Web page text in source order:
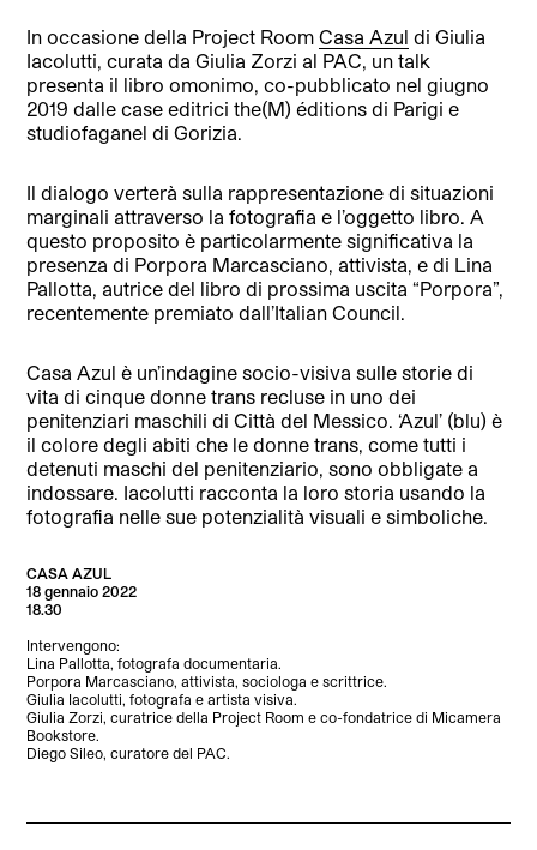
In occasione della Project RoomCasa Azul di Giulia
Iacolutti, curata da Giulia Zorzi al PAC, un talk
presenta il libro omonimo, co-pubblicato nel giugno
2019 dalle case editrici the(M) éditions di Parigi e
studiofaganel di Gorizia.
Il dialogo verterà sulla rappresentazione di situazioni
marginali attraverso la fotografia e l’oggetto libro. A
questo proposito è particolarmente significativa la
presenza di Porpora Marcasciano, attivista, e di Lina
Pallotta, autrice del libro di prossima uscita “Porpora”,
recentemente premiato dall’Italian Council.
Casa Azul è un’indagine socio-visiva sulle storie di
vita di cinque donne trans recluse in uno dei
penitenziari maschili di Città del Messico. ‘Azul’ (blu) è
il colore degli abiti che le donne trans, come tutti i
detenuti maschi del penitenziario, sono obbligate a
indossare. Iacolutti racconta la loro storia usando la
fotografia nelle sue potenzialità visuali e simboliche.
CASA AZUL
18 gennaio 2022
18.30
Intervengono:
Lina Pallotta, fotografa documentaria.
Porpora Marcasciano, attivista, sociologa e scrittrice.
Giulia Iacolutti, fotografa e artista visiva.
Giulia Zorzi, curatrice della Project Room e co-fondatrice di Micamera
Bookstore.
Diego Sileo, curatore del PAC.